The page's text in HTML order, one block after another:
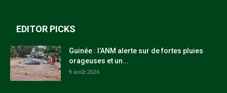
EDITOR PICKS
Guinée : l’ANM alerte sur de fortes pluies
orageuses et un...
9 août 2026